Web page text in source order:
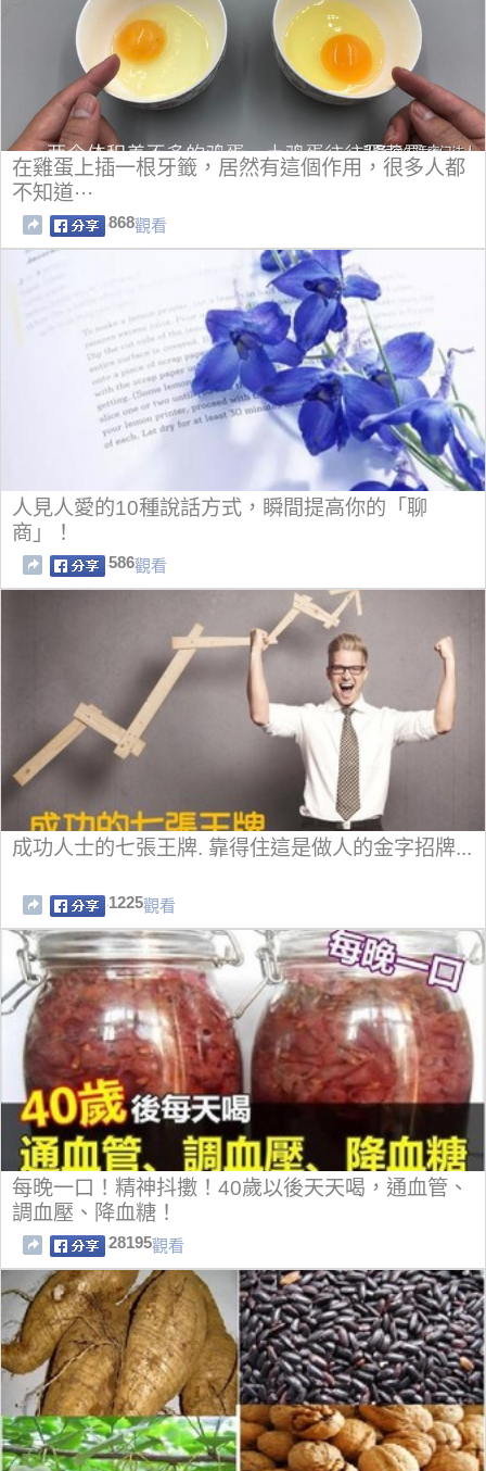
在雞蛋上插一根牙籤，居然有這個作用，很多人都
不知道···
868觀看
人見人愛的10種說話方式，瞬間提高你的「聊
商」！
586觀看
成功人士的七張王牌. 靠得住這是做人的金字招牌...
1225觀看
每晚一口！精神抖擻！40歲以後天天喝，通血管、
調血壓、降血糖！
28195觀看